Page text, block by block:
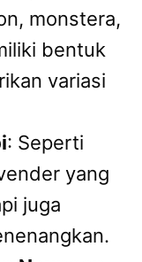
monstera,
bentuk
variasi
: Seperti
yang
juga